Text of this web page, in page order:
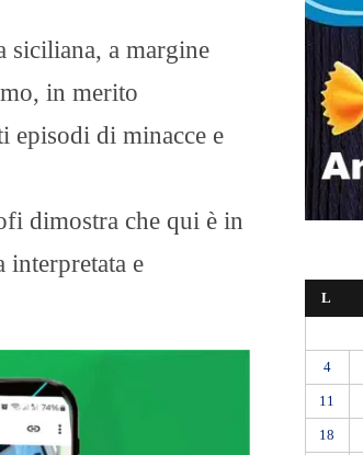
siciliana, a margine
in merito
episodi di minacce e
dimostra che qui è in
interpretata e
L
4
11
18